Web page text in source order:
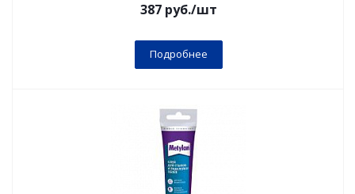
387руб./шт
Подробнее